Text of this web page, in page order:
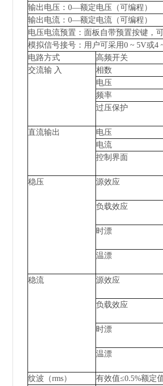
输出电压：0—额定电压 （可编程）
输出电流：0—额定电流 （可编程）
电压电流预置：面板自带预置按键，
模拟信号接号：用户可采用0 ~ 5V或
电路方式
高频开关
交流输 入
相数
电压
频率
过压保护
直流输出
电压
电流
控制界面
稳压
源效应
负载效应
时漂
温漂
稳流
源效应
负载效应
时漂
温漂
纹波（rms）
有效值≤0.5%额定